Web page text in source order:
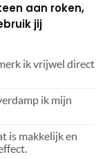
aan roken,
jij
ik vrijwel direct
ik mijn
is makkelijk en